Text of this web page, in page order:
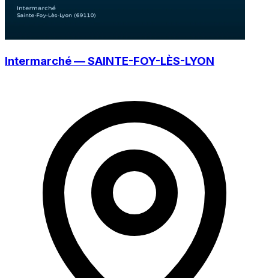
Intermarché — SAINTE-FOY-LÈS-LYON